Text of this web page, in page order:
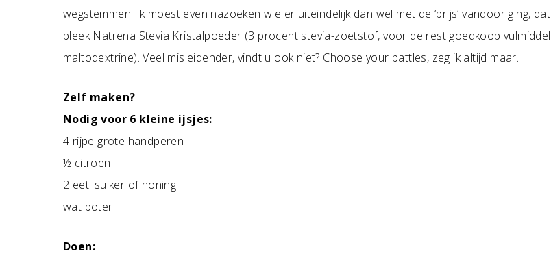
wegstemmen. Ik moest even nazoeken wie er uiteindelijk dan wel met de ‘prijs’ vandoor ging, dat
bleek Natrena Stevia Kristalpoeder (3 procent stevia-zoetstof, voor de rest goedkoop vulmiddel
maltodextrine). Veel misleidender, vindt u ook niet? Choose your battles, zeg ik altijd maar.
Zelf maken?
Nodig voor 6 kleine ijsjes:
4 rijpe grote handperen
½ citroen
2 eetl suiker of honing
wat boter
Doen: